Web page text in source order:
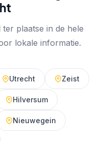
plaatse in de hele
lokale informatie.
Utrecht Zeist
Hilversum
Nieuwegein